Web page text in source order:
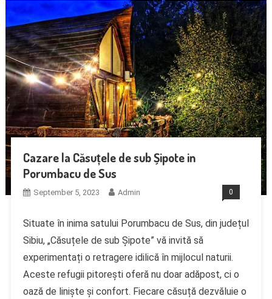
Cazare la Căsuțele de sub Șipote in
Porumbacu de Sus
September 5, 2023 Admin 0
Situate în inima satului Porumbacu de Sus, din județul
Sibiu, „Căsuțele de sub Șipote” vă invită să
experimentați o retragere idilică în mijlocul naturii.
Aceste refugii pitorești oferă nu doar adăpost, ci o
oază de liniște și confort. Fiecare căsuță dezvăluie o